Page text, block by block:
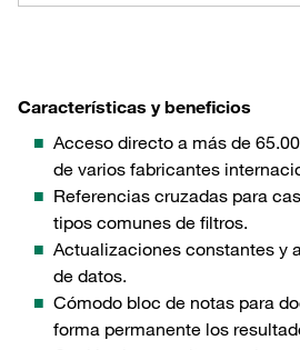
Características y beneficios
Acceso directo a más de
de varios fabricantes
Referencias cruzadas para
tipos comunes de filtros.
Actualizaciones constantes y
de datos.
Cómodo bloc de notas para
forma permanente los